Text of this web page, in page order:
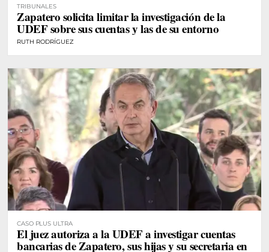
TRIBUNALES
Zapatero solicita limitar la investigación de la
UDEF sobre sus cuentas y las de su entorno
RUTH RODRÍGUEZ
CASO PLUS ULTRA
El juez autoriza a la UDEF a investigar cuentas
bancarias de Zapatero, sus hijas y su secretaria en